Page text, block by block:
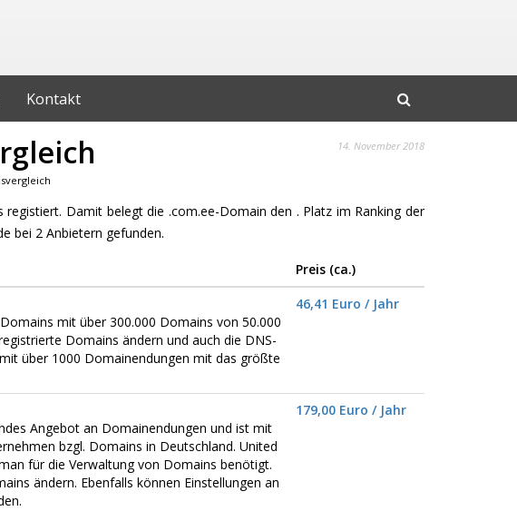
Kontakt
14. November 2018
registiert. Damit belegt die .com.ee-Domain den . Platz im Ranking der
bei 2 Anbietern gefunden.
Preis (ca.)
mit über 300.000 Domains von 50.000
Domains ändern und auch die DNS-
über 1000 Domainendungen mit das größte
46,41 Euro / Jahr
Angebot an Domainendungen und ist mit
bzgl. Domains in Deutschland. United
für die Verwaltung von Domains benötigt.
ändern. Ebenfalls können Einstellungen an
179,00 Euro / Jahr